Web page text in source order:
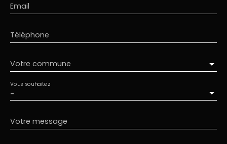
Email
Téléphone
Votre commune
-
Vous souhaitez
Votre message